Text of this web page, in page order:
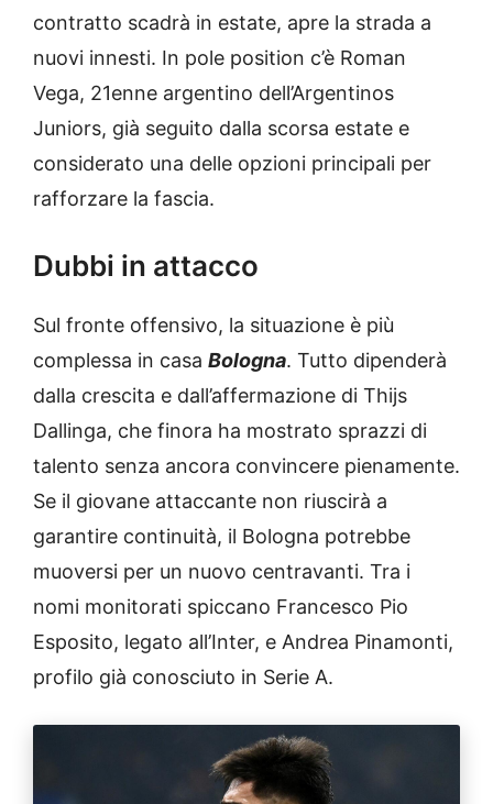
contratto scadrà in estate, apre la strada a
nuovi innesti. In pole position c’è Roman
Vega, 21enne argentino dell’Argentinos
Juniors, già seguito dalla scorsa estate e
considerato una delle opzioni principali per
rafforzare la fascia.
Dubbi in attacco
Sul fronte offensivo, la situazione è più
complessa in casa Bologna. Tutto dipenderà
dalla crescita e dall’affermazione di Thijs
Dallinga, che finora ha mostrato sprazzi di
talento senza ancora convincere pienamente.
Se il giovane attaccante non riuscirà a
garantire continuità, il Bologna potrebbe
muoversi per un nuovo centravanti. Tra i
nomi monitorati spiccano Francesco Pio
Esposito, legato all’Inter, e Andrea Pinamonti,
profilo già conosciuto in Serie A.